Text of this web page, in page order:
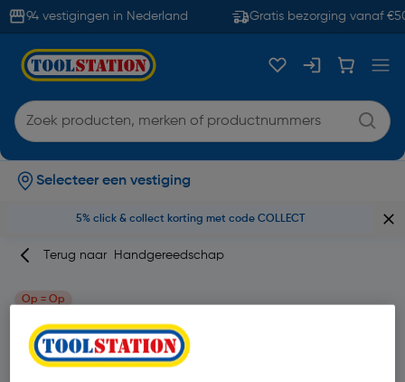
94 vestigingen in Nederland Gratis bezorging vanaf €50
Selecteer een vestiging
5% click & collect korting met code COLLECT
Terug naar Handgereedschap
Op = Op
Irwin Quick-Grip klemsteun
MerkIrwin Productcode: 71838